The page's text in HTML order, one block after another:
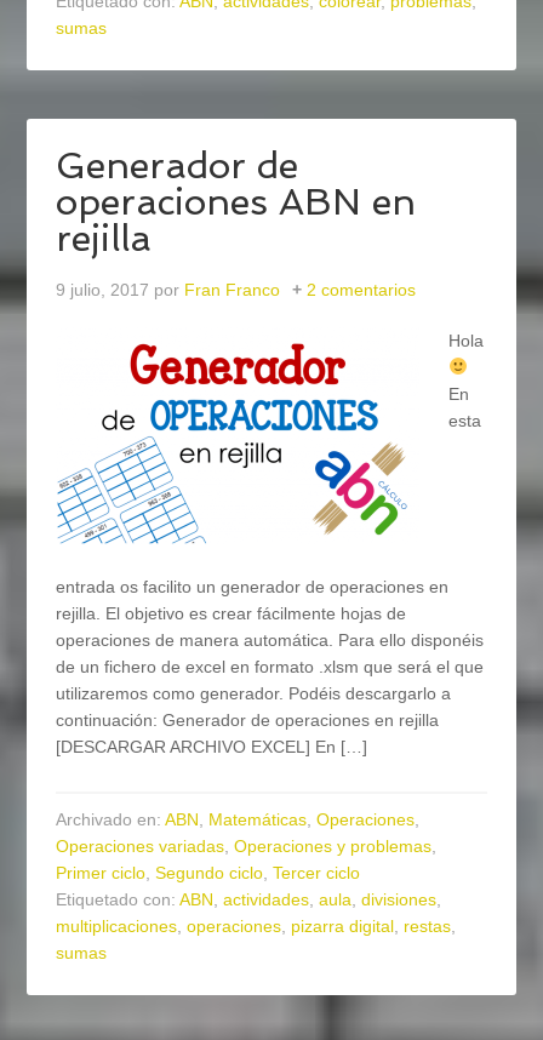
sumas
Generador de
operaciones ABN en
rejilla
9 julio, 2017 por Fran Franco 2 comentarios
Hola
En
esta
entrada os facilito un generador de operaciones en
rejilla. El objetivo es crear fácilmente hojas de
operaciones de manera automática. Para ello disponéis
de un fichero de excel en formato .xlsm que será el que
utilizaremos como generador. Podéis descargarlo a
continuación: Generador de operaciones en rejilla
[DESCARGAR ARCHIVO EXCEL] En […]
Archivado en:ABN Matemáticas ,Operaciones
Operaciones variadas ,Operaciones y problemas
Primer ciclo ,Segundo ciclo ,Tercer ciclo
Etiquetado con:ABN ,actividades ,aula ,divisiones
multiplicaciones ,operaciones pizarra digital restas
sumas